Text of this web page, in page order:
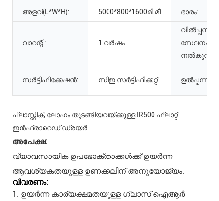
അളവ്(L*W*H): 5000*800*1600മി.മീ ഭാരം:
വാറന്റി: 1 വർഷം
സേവനം
സർട്ടിഫിക്കേഷൻ: സിഇ സർട്ടിഫിക്കറ്റ് ഉൽപ്പന്ന
പ്ലാസ്റ്റിക്, ലോഹം തുടങ്ങിയവയ്ക്കുള്ള IR500 ഫ്ലാറ്റ്
ഇൻഫ്രാറെഡ് ഡ്രയർ
അപേക്ഷ:
വ്യാവസായിക ഉപഭോക്താക്കൾക്ക് ഉയർന്ന
ആവശ്യകതയുള്ള ഉണക്കലിന് അനുയോജ്യം.
വിവരണം:
1. ഉയർന്ന കാര്യക്ഷമതയുള്ള ഗ്ലാസ് ഐആർ